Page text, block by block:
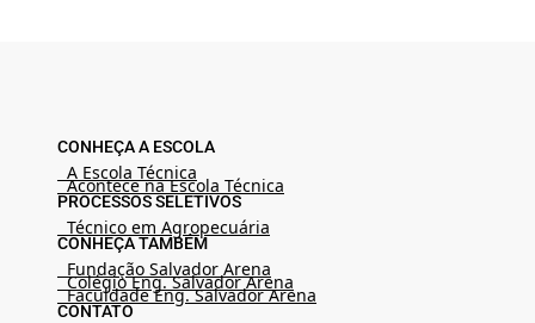
CONHEÇA A ESCOLA
A Escola Técnica
Acontece na Escola Técnica
PROCESSOS SELETIVOS
Técnico em Agropecuária
CONHEÇA TAMBÉM
Fundação Salvador Arena
Colégio Eng. Salvador Arena
Faculdade Eng. Salvador Arena
CONTATO